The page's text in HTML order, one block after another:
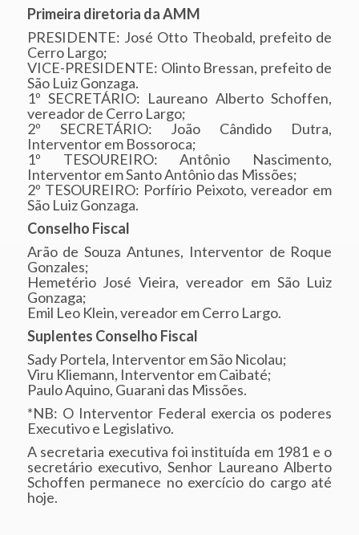
Primeira diretoria da AMM
PRESIDENTE: José Otto Theobald, prefeito de
Cerro Largo;
VICE-PRESIDENTE: Olinto Bressan, prefeito de
São Luiz Gonzaga.
1º SECRETÁRIO: Laureano Alberto Schoffen,
vereador de Cerro Largo;
2º SECRETÁRIO: João Cândido Dutra,
Interventor em Bossoroca;
1º TESOUREIRO: Antônio Nascimento,
Interventor em Santo Antônio das Missões;
2º TESOUREIRO: Porfírio Peixoto, vereador em
São Luiz Gonzaga.
Conselho Fiscal
Arão de Souza Antunes, Interventor de Roque
Gonzales;
Hemetério José Vieira, vereador em São Luiz
Gonzaga;
Emil Leo Klein, vereador em Cerro Largo.
Suplentes Conselho Fiscal
Sady Portela, Interventor em São Nicolau;
Viru Kliemann, Interventor em Caibaté;
Paulo Aquino, Guarani das Missões.
*NB: O Interventor Federal exercia os poderes
Executivo e Legislativo.
A secretaria executiva foi instituída em 1981 e o
secretário executivo, Senhor Laureano Alberto
Schoffen permanece no exercício do cargo até
hoje.